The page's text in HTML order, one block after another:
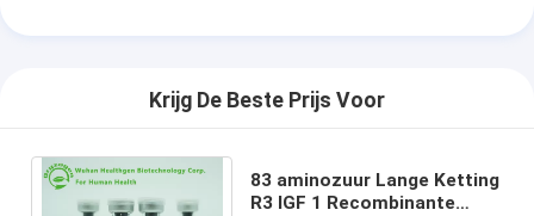
Krijg De Beste Prijs Voor
83 aminozuur Lange Ketting
R3 IGF 1 Recombinante